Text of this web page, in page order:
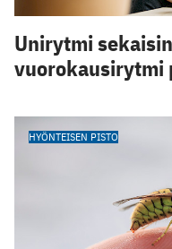
Unirytmi
vuorokausirytmi
HYÖNTEISEN PISTO